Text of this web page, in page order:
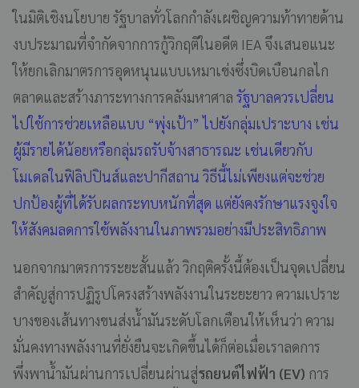
ในมิติเชิงนโยบาย รัฐบาลทั่วโลกกำลังเผชิญความท้าทายด้าน
งบประมาณที่จำกัดจากการกู้วิกฤติในอดีต IEA จึงเสนอแนะ
ให้ยกเลิกมาตรการอุดหนุนแบบเหมาเข่งซึ่งบิดเบือนกลไก
ตลาดและสร้างภาระทางการคลังมหาศาล รัฐบาลควรเปลี่ยน
ไปใช้การช่วยเหลือแบบ “พุ่งเป้า” ไปยังกลุ่มเปราะบาง เช่น
ผู้มีรายได้น้อยหรือกลุ่มรถรับจ้างสาธารณะ เช่นเดียวกับ
โมเดลในฟิลิปปินส์และปากีสถาน วิธีนี้ไม่เพียงแต่จะช่วย
ปกป้องผู้ที่ได้รับผลกระทบหนักที่สุด แต่ยังคงรักษาแรงจูงใจ
ให้สังคมลดการใช้พลังงานในภาพรวมอย่างมีประสิทธิภาพ
นอกจากมาตรการระยะสั้นแล้ว วิกฤติครั้งนี้ต้องเป็นจุดเปลี่ยน
สำคัญสู่การปฏิรูปโครงสร้างพลังงานในระยะยาว ความเปราะ
บางของเส้นทางขนส่งน้ำมันระดับโลกเตือนให้เห็นว่า ความ
มั่นคงทางพลังงานที่ยั่งยืนจะเกิดขึ้นได้ก็ต่อเมื่อเราลดการ
พึ่งพาน้ำมันผ่านการเปลี่ยนผ่านสู่รถยนต์ไฟฟ้า (EV) การ